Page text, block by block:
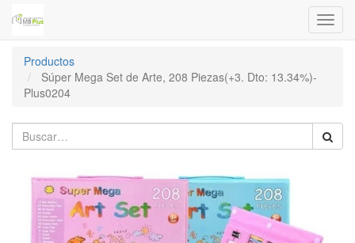
Menú
de
Productos
Súper Mega Set de Arte, 208 Piezas(+3. Dto: 13.34%)-
Plus0204